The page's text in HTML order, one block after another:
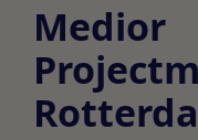
Medior